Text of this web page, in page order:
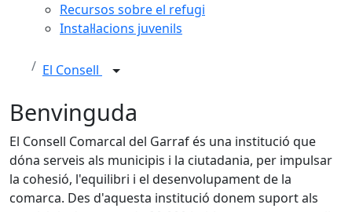
Recursos sobre el refugi
Instal·lacions juvenils
El Consell
Benvinguda
El Consell Comarcal del Garraf és una institució que
dóna serveis als municipis i la ciutadania, per impulsar
la cohesió, l'equilibri i el desenvolupament de la
comarca. Des d'aquesta institució donem suport als